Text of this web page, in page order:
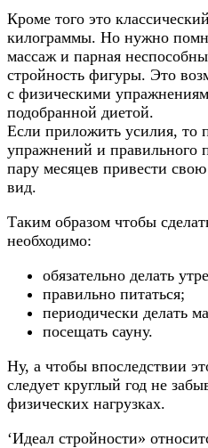
Кроме того это
килограммы. Но нужно
массаж и парная
стройность фигуры. Это
с физическими
подобранной диетой.
Если приложить усилия,
упражнений и правильного
пару месяцев привести
вид.
Таким образом чтобы
необходимо:
обязательно делать
правильно питаться;
периодически делать
посещать сауну.
Ну, а чтобы впоследствии
следует круглый год не
физических нагрузках.
‘Идеал стройности»